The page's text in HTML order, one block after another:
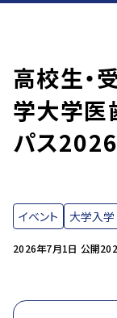
高校生・
学大学医
パス2026
2026年7月1日 公開
イベント 大学入学